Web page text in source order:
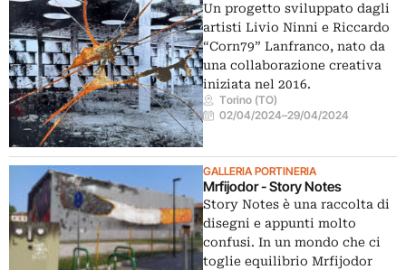
Un progetto sviluppato dagli
artisti Livio Ninni e Riccardo
“Corn79” Lanfranco, nato da
una collaborazione creativa
iniziata nel 2016.
Torino (TO)
02/04/2024–29/04/2024
GALLERIA PORTINERIA
Mrfijodor - Story Notes
Story Notes è una raccolta di
disegni e appunti molto
confusi. In un mondo che ci
toglie equilibrio Mrfijodor